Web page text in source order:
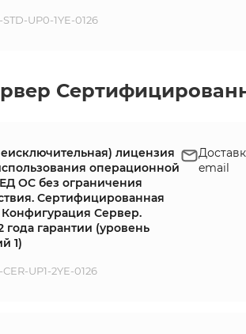
UP0-1YE-0126
лицензия
операционной
ОС без ограничения
Сертифицированная
Сервер.
года гарантии (уровень
1)
UP1-2YE-0126
email